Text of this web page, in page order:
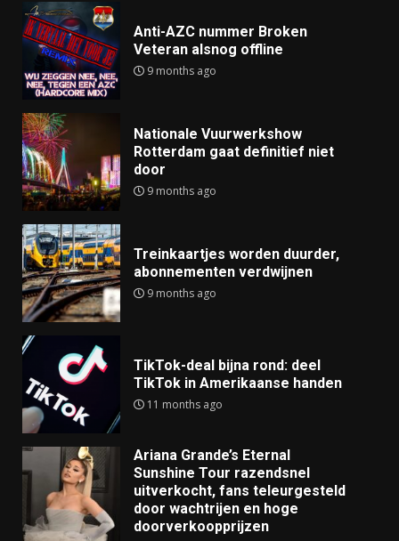
Anti-AZC nummer Broken
Veteran alsnog offline
9 months ago
Nationale Vuurwerkshow
Rotterdam gaat definitief niet
door
9 months ago
Treinkaartjes worden duurder,
abonnementen verdwijnen
9 months ago
TikTok-deal bijna rond: deel
TikTok in Amerikaanse handen
11 months ago
Ariana Grande’s Eternal
Sunshine Tour razendsnel
uitverkocht, fans teleurgesteld
door wachtrijen en hoge
doorverkoopprijzen